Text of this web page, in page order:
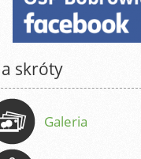
skróty
Galeria